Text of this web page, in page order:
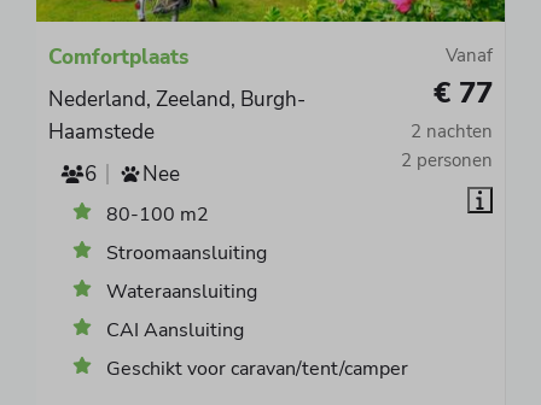
Vanaf
€ 77
2 nachten
2 personen
Comfortplaats
Nederland, Zeeland, Burgh-
Haamstede
6
Nee
80-100 m2
Stroomaansluiting
Wateraansluiting
CAI Aansluiting
Geschikt voor caravan/tent/camper